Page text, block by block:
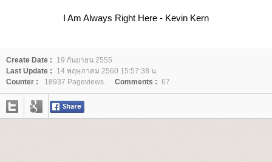
I Am Always Right Here - Kevin Kern
Create Date :
19 กันยายน 2555
Last Update :
14 พฤษภาคม 2560 15:57:38 น.
Counter :
18937 Pageviews. Comments : 67